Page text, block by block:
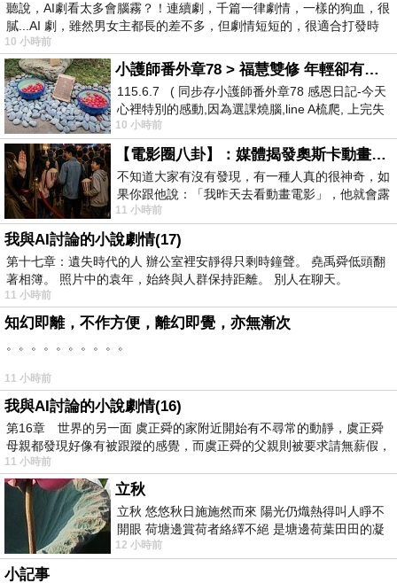
聽說，AI劇看太多會腦霧？！連續劇，千篇一律劇情，一樣的狗血，很
膩...AI 劇，雖然男女主都長的差不多，但劇情短短的，很適合打發時
10 小時前
小護師番外章78 > 福慧雙修 年輕卻有個老靈魂 ㄑ金剛經〉podcast
115.6.7 ( 同步存小護師番外章78 感恩日記-今天
心裡特別的感動,因為選課燒腦,line A梳爬, 上完失
智課的她,特來傾
10 小時前
【電影圈八卦】：媒體揭發奧斯卡動畫項目投票醜聞！好萊塢為什麼看不起動畫電影？
不知道大家有沒有發現，有一種人真的很神奇，如
果你跟他說：「我昨天去看動畫電影」，他就會露
出一種慈祥的微笑，然後問你是不是陪小
11 小時前
我與AI討論的小說劇情(17)
第十七章：遺失時代的人 辦公室裡安靜得只剩時鐘聲。 堯禹舜低頭翻
著相簿。 照片中的袁年，始終與人群保持距離。 別人在聊天。
11 小時前
知幻即離，不作方便，離幻即覺，亦無漸次
。。。。。。。。。。
11 小時前
我與AI討論的小說劇情(16)
第16章 世界的另一面 虞正舜的家附近開始有不尋常的動靜，虞正舜
母親都發現好像有被跟蹤的感覺，而虞正舜的父親則被要求請無薪假，
11 小時前
立秋
立秋 悠悠秋日施施然而來 陽光仍熾熱得叫人睜不
開眼 荷塘邊賞荷者絡繹不絕 是塘邊荷葉田田的凝
望 風中飄逸的是映日荷花別樣紅
12 小時前
小記事